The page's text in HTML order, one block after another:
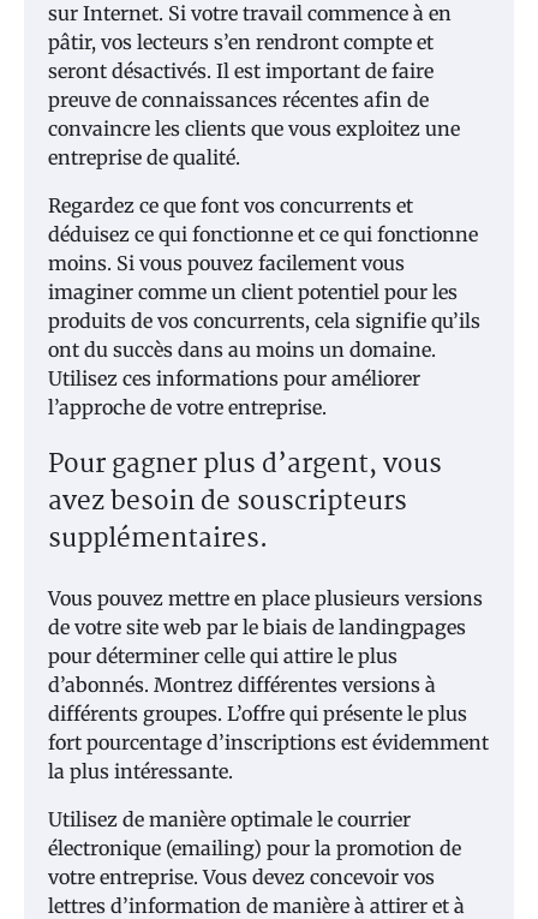
sur Internet. Si votre travail commence à en
pâtir, vos lecteurs s’en rendront compte et
seront désactivés. Il est important de faire
preuve de connaissances récentes afin de
convaincre les clients que vous exploitez une
entreprise de qualité.
Regardez ce que font vos concurrents et
déduisez ce qui fonctionne et ce qui fonctionne
moins. Si vous pouvez facilement vous
imaginer comme un client potentiel pour les
produits de vos concurrents, cela signifie qu’ils
ont du succès dans au moins un domaine.
Utilisez ces informations pour améliorer
l’approche de votre entreprise.
Pour gagner plus d’argent, vous
avez besoin de souscripteurs
supplémentaires.
Vous pouvez mettre en place plusieurs versions
de votre site web par le biais de landingpages
pour déterminer celle qui attire le plus
d’abonnés. Montrez différentes versions à
différents groupes. L’offre qui présente le plus
fort pourcentage d’inscriptions est évidemment
la plus intéressante.
Utilisez de manière optimale le courrier
électronique (emailing) pour la promotion de
votre entreprise. Vous devez concevoir vos
lettres d’information de manière à attirer et à